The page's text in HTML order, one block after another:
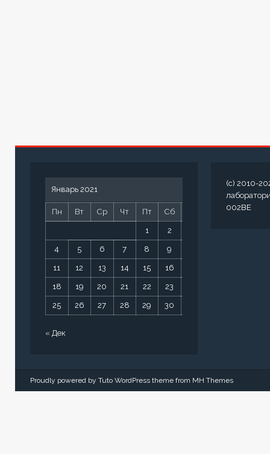
Январь 2021
Пн Вт Ср Чт Пт Сб
1 2
4 5 6 7 8 9
11 12 13 14 15 16
18 19 20 21 22 23
25 26 27 28 29 30
« Дек
(c) 2010-
002BE
Proudly powered by Tuto WordPress theme from MH Themes